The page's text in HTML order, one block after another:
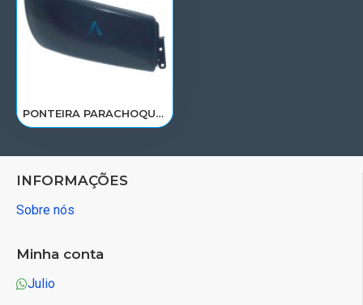
PONTEIRA PARACHOQUE VOLVO FH12 12D/D13A(CHAPA) 2004 A 2014< LD 20398708
INFORMAÇÕES
Sobre nós
Minha conta
Julio